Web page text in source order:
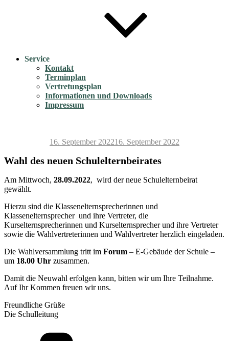
Service
Kontakt
Terminplan
Vertretungsplan
Informationen und Downloads
Impressum
Veröffentlicht
16. September 202216. September 2022
Wahl des neuen Schulelternbeirates
Am Mittwoch, 28.09.2022, wird der neue Schulelternbeirat
gewählt.
Hierzu sind die Klassenelternsprecherinnen und
Klassenelternsprecher und ihre Vertreter, die
Kurselternsprecherinnen und Kurselternsprecher und ihre Vertreter
sowie die Wahlvertreterinnen und Wahlvertreter herzlich eingeladen.
Die Wahlversammlung tritt im Forum – E-Gebäude der Schule –
um 18.00 Uhr zusammen.
Damit die Neuwahl erfolgen kann, bitten wir um Ihre Teilnahme.
Auf Ihr Kommen freuen wir uns.
Freundliche Grüße
Die Schulleitung